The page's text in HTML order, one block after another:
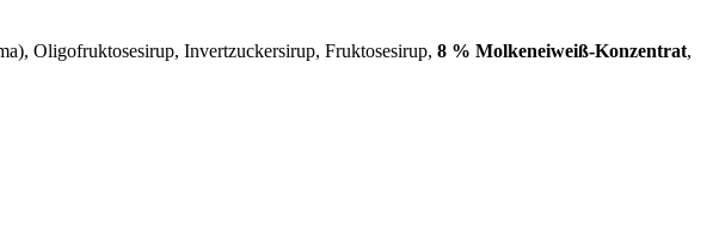
Oligofruktosesirup, Invertzuckersirup, Fruktosesirup, 8 % Molkeneiweiß-Konzentrat,